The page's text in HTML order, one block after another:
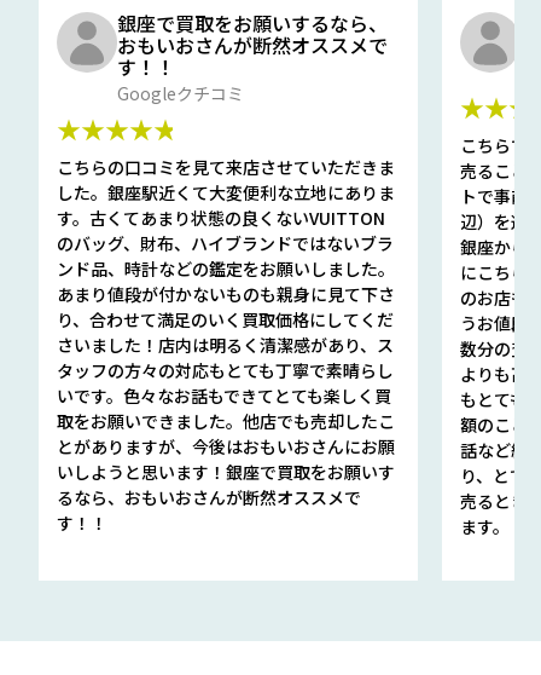
銀座で買取をお願いするなら、
おもいおさんが断然オススメで
す！！
Googleクチコミ
★★★★★
こちらの口コミを見て来店させていただきま
した。銀座駅近くて大変便利な立地にありま
す。古くてあまり状態の良くないVUITTON
のバッグ、財布、ハイブランドではないブラ
ンド品、時計などの鑑定をお願いしました。
あまり値段が付かないものも親身に見て下さ
り、合わせて満足のいく買取価格にしてくだ
さいました！店内は明るく清潔感があり、ス
タッフの方々の対応もとても丁寧で素晴らし
いです。色々なお話もできてとても楽しく買
取をお願いできました。他店でも売却したこ
とがありますが、今後はおもいおさんにお願
いしようと思います！銀座で買取をお願いす
るなら、おもいおさんが断然オススメで
す！！
こちらで
売ること
トで事前
辺）を選
銀座から
にこちら
のお店も
うお値段
数分の査
よりも高
もとても
額のこと
話など細
り、とて
売るとき
ます。